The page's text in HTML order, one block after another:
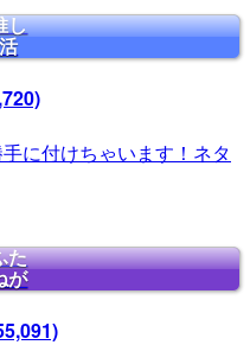
し
活
に付けちゃいます！ネタ
た
が